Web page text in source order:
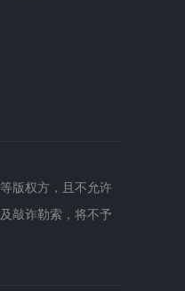
版权方，且不允许
敲诈勒索，将不予